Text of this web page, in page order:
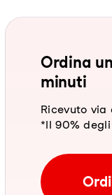
Ordina
minuti
Ricevuto via
*Il 90%